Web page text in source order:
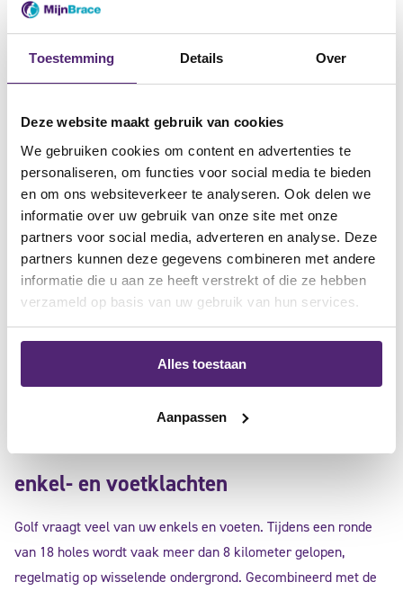
Toestemming Details Over
Deze website maakt gebruik van cookies
We gebruiken cookies om content en advertenties te
personaliseren, om functies voor social media te bieden
en om ons websiteverkeer te analyseren. Ook delen we
informatie over uw gebruik van onze site met onze
partners voor social media, adverteren en analyse. Deze
partners kunnen deze gegevens combineren met andere
informatie die u aan ze heeft verstrekt of die ze hebben
verzameld op basis van uw gebruik van hun services.
Alles toestaan
Aanpassen
Move Kniebrace blauw
Gewaardeerd
4.50
uit 5
bij knieslijtage
goede draagcomfort
zit comfortabel
Medi
5
enkel- en voetklachten
Golf vraagt veel van uw enkels en voeten. Tijdens een ronde
van 18 holes wordt vaak meer dan 8 kilometer gelopen,
regelmatig op wisselende ondergrond. Gecombineerd met de